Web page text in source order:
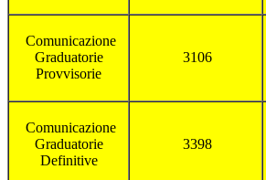
Comunicazione
Graduatorie
Provvisorie
3106
Comunicazione
Graduatorie
Definitive
3398